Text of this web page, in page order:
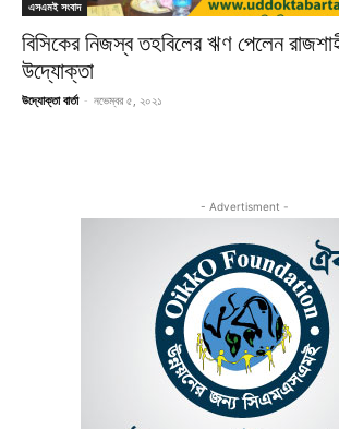
এসএমই সংবাদ
বিসিকের নিজস্ব তহবিলের ঋণ পেলেন
উদ্যোক্তা
উদ্যোক্তা বার্তা - নভেম্বর ৫, ২০২১
- Advertisment -